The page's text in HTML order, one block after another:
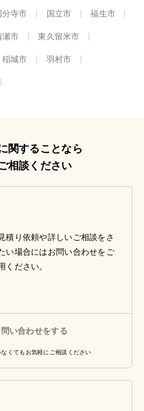
分寺市 国立市 福生市
瀬市 東久留米市
稲城市 羽村市
関することなら
相談ください
積り依頼や詳しいご相談をさ
い場合にはお問い合わせをご
ください。
い合わせをする
くてもお気軽にご相談ください